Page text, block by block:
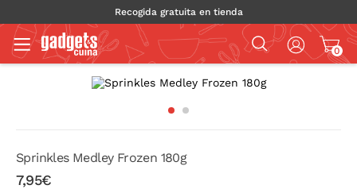
Recogida gratuita en tienda
0
Sprinkles Medley Frozen 180g
7,95€